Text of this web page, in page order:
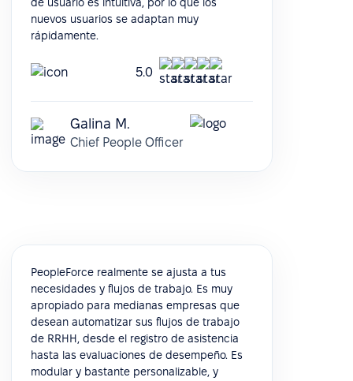
nuevos usuarios se adaptan muy
rápidamente.
5.0
Galina M.
Chief People Officer
PeopleForce realmente se ajusta a tus
necesidades y flujos de trabajo. Es muy
apropiado para medianas empresas que
desean automatizar sus flujos de trabajo
de RRHH, desde el registro de asistencia
hasta las evaluaciones de desempeño. Es
modular y bastante personalizable, y